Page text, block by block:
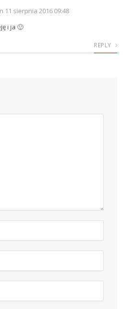
11 sierpnia 2016 09:48
i ja 🙂
REPLY